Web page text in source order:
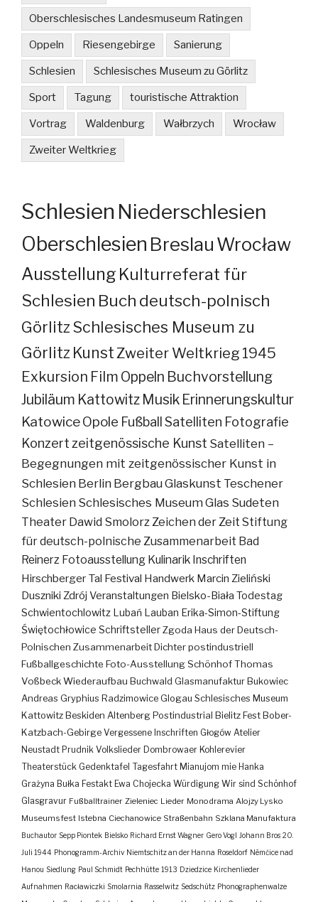
Oberschlesisches Landesmuseum Ratingen
Oppeln Riesengebirge Sanierung
Schlesien Schlesisches Museum zu Görlitz
Sport Tagung touristische Attraktion
Vortrag Waldenburg Wałbrzych Wrocław
Zweiter Weltkrieg
Schlesien Niederschlesien
Oberschlesien Breslau Wrocław
Ausstellung Kulturreferat für
Schlesien Buch deutsch-polnisch
GörlitzSchlesisches Museum zu
Görlitz KunstZweiter Weltkrieg 1945
Exkursion Film Oppeln Buchvorstellung
Jubiläum Kattowitz Musik Erinnerungskultur
KatowiceOpole FußballSatelliten Fotografie
Konzertzeitgenössische Kunst Satelliten –
Begegnungen mit zeitgenössischer Kunst in
Schlesien Berlin BergbauGlaskunst Teschener
Schlesien Schlesisches MuseumGlas Sudeten
Theater Dawid SmolorzZeichen der Zeit Stiftung
für deutsch-polnische Zusammenarbeit Bad
Reinerz Fotoausstellung Kulinarik Inschriften
Hirschberger Tal Festival Handwerk Marcin Zieliński
Duszniki Zdrój Veranstaltungen Bielsko-Biała Todestag
Schwientochlowitz Lubań Lauban Erika-Simon-Stiftung
Świętochłowice SchriftstellerZgoda Haus der Deutsch-
Polnischen ZusammenarbeitDichterpostindustriell
Fußballgeschichte Foto-AusstellungSchönhofThomas
VoßbeckWiederaufbau Buchwald Glasmanufaktur Bukowiec
Andreas Gryphius Radzimowice Glogau Schlesisches Museum
Kattowitz Beskiden Altenberg Postindustrial Bielitz Fest Bober-
Katzbach-Gebirge Vergessene Inschriften Głogów Atelier
Neustadt Prudnik Volkslieder Dombrowaer Kohlerevier
Theaterstück Gedenktafel Tagesfahrt Mianujom mie Hanka
Grażyna Bułka Festakt Ewa Chojecka Würdigung Wir sind Schönhof
Glasgravur Fußballtrainer Zieleniec Lieder Monodrama Alojzy Lysko
Museumsfest Istebna Ciechanowice Straßenbahn Szklana Manufaktura
Buchautor Sepp Piontek Bielsko Richard Ernst Wagner Gero Vogl Johann Bros 20.
Juli 1944 Phonogramm-Archiv Niemtschitz an der Hanna Roseldorf Némčice nad
Hanou Siedlung Paul Schmidt Pechhütte 1913 Dziedzice Kirchenlieder
Aufnahmen Racławiczki Smolarnia Rasselwitz Sedschütz Phonographenwalze